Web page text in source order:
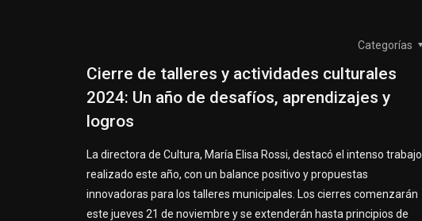
Categorías
Cierre de talleres y actividades culturales
2024: Un año de desafíos, aprendizajes y
logros
La directora de Cultura, María Elisa Rossi, destacó el intenso trabajo
realizado este año, con un balance positivo y propuestas
innovadoras para los talleres municipales. Los cierres comenzarán
este jueves 21 de noviembre y se extenderán hasta principios de